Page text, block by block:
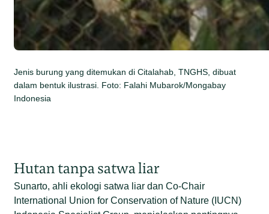
Jenis burung yang ditemukan di Citalahab, TNGHS, dibuat
dalam bentuk ilustrasi. Foto: Falahi Mubarok/Mongabay
Indonesia
Hutan tanpa satwa liar
Sunarto, ahli ekologi satwa liar dan Co-Chair
International Union for Conservation of Nature (IUCN)